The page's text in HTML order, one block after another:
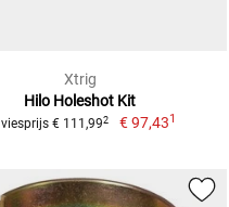
Xtrig
Hilo Holeshot Kit
€ 111,992 € 97,431